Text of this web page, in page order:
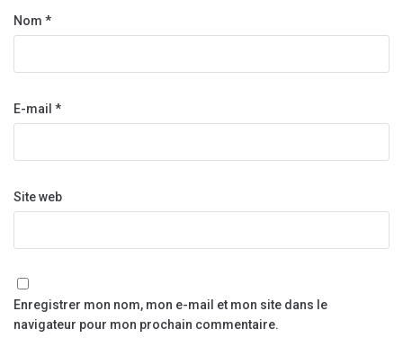
Nom *
E-mail *
Site web
Enregistrer mon nom, mon e-mail et mon site dans le
navigateur pour mon prochain commentaire.